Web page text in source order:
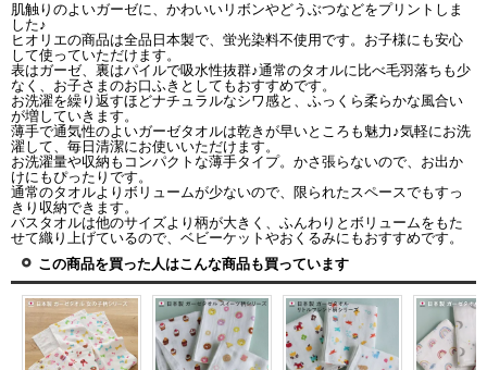
肌触りのよいガーゼに、かわいいリボンやどうぶつなどをプリントしま
した♪
ヒオリエの商品は全品日本製で、蛍光染料不使用です。お子様にも安心
して使っていただけます。
表はガーゼ、裏はパイルで吸水性抜群♪通常のタオルに比べ毛羽落ちも少
なく、お子さまのお口ふきとしてもおすすめです。
お洗濯を繰り返すほどナチュラルなシワ感と、ふっくら柔らかな風合い
が増していきます。
薄手で通気性のよいガーゼタオルは乾きが早いところも魅力♪気軽にお洗
濯して、毎日清潔にお使いいただけます。
お洗濯量や収納もコンパクトな薄手タイプ。かさ張らないので、お出か
けにもぴったりです。
通常のタオルよりボリュームが少ないので、限られたスペースでもすっ
きり収納できます。
バスタオルは他のサイズより柄が大きく、ふんわりとボリュームをもた
せて織り上げているので、ベビーケットやおくるみにもおすすめです。
この商品を買った人はこんな商品も買っています